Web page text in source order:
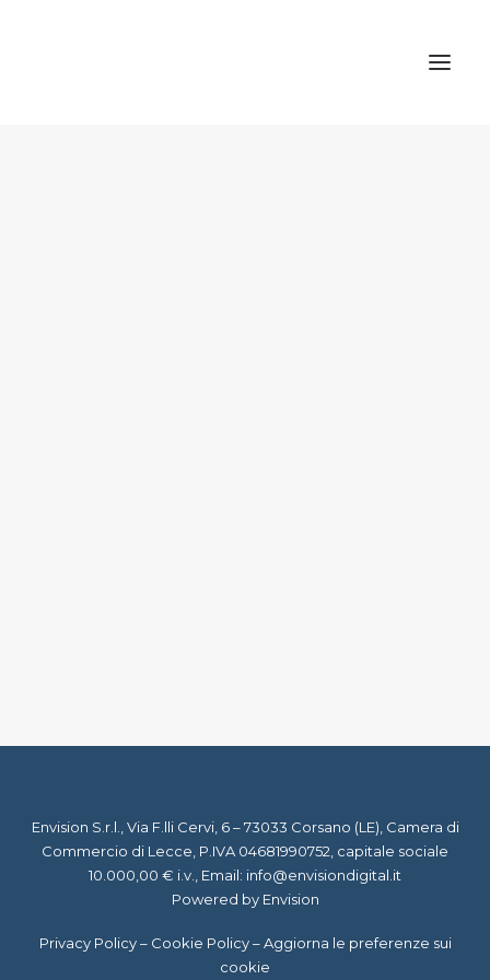
Envision S.r.l., Via F.lli Cervi, 6 – 73033 Corsano (LE), Camera di
Commercio di Lecce, P.IVA 04681990752, capitale sociale
10.000,00 € i.v., Email: info@envisiondigital.it
Powered by Envision
Privacy Policy– Cookie Policy–Aggiorna le preferenze sui
cookie